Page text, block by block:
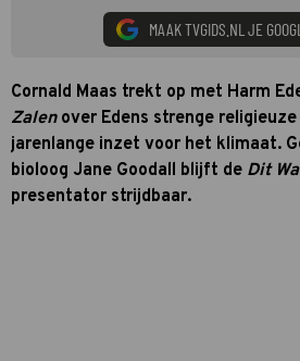
MAAK TVGIDS.NL JE
Cornald Maas trekt op met Harm
Zalenover Edens strenge religieuze
jarenlange inzet voor het klimaat.
bioloog Jane Goodall blijft de Dit
presentator strijdbaar.